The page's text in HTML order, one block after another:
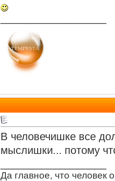
В человечишке все
мыслишки... потому
Да главное, что человек